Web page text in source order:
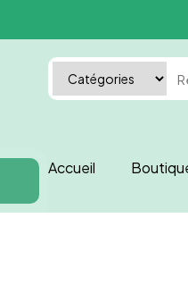
Accueil